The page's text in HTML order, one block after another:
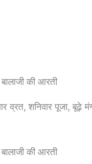
की आरती
व्रत, शनिवार पूजा,
की आरती